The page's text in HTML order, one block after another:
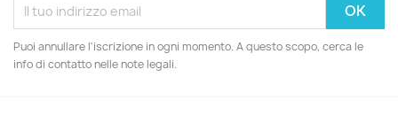
Puoi annullare l'iscrizione in ogni momento. A questo scopo, cerca le
info di contatto nelle note legali.